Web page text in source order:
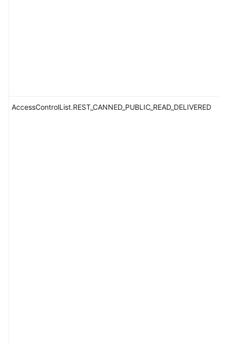
AccessControlList.REST_CANNED_PUBLIC_READ_DELIVERED